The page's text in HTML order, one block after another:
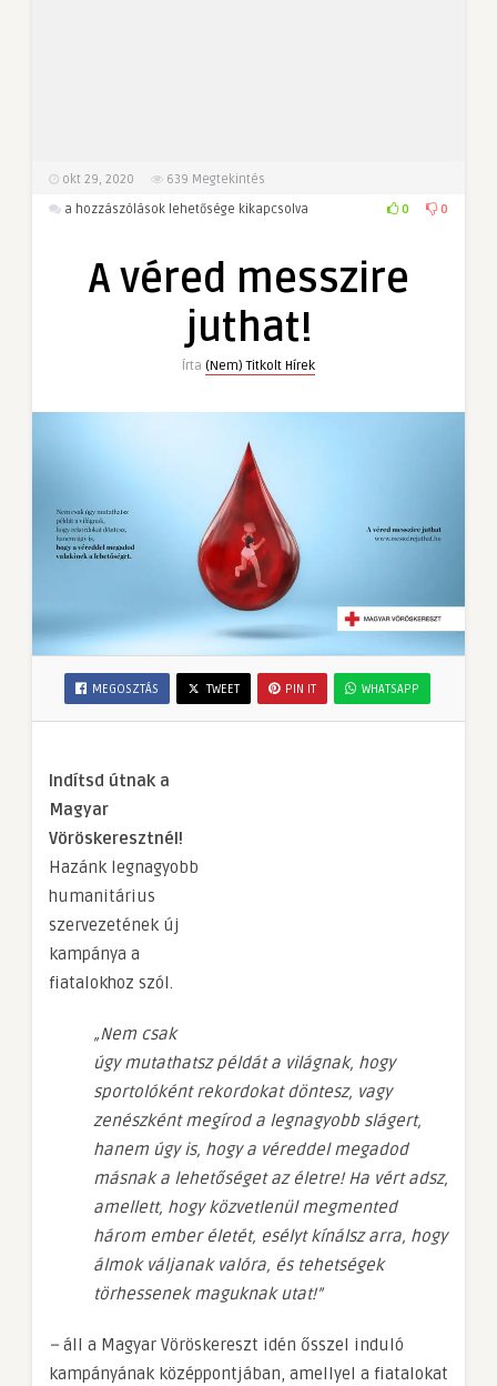
okt 29, 2020 639 Megtekintés
A
juthat!
a hozzászólások lehetősége kikapcsolva 0 0
A véred messzire
juthat!
Írta (Nem) Titkolt Hírek
MEGOSZTÁS TWEET PIN IT WHATSAPP
Indítsd útnak a
Magyar
Vöröskeresztnél!
Hazánk legnagyobb
humanitárius
szervezetének új
kampánya a
fiatalokhoz szól.
„Nem csak
úgy mutathatsz példát a világnak, hogy
sportolóként rekordokat döntesz, vagy
zenészként megírod a legnagyobb slágert,
hanem úgy is, hogy a véreddel megadod
másnak a lehetőséget az életre! Ha vért adsz,
amellett, hogy közvetlenül megmented
három ember életét, esélyt kínálsz arra, hogy
álmok váljanak valóra, és tehetségek
törhessenek maguknak utat!”
– áll a Magyar Vöröskereszt idén ősszel induló
kampányának középpontjában, amellyel a fiatalokat